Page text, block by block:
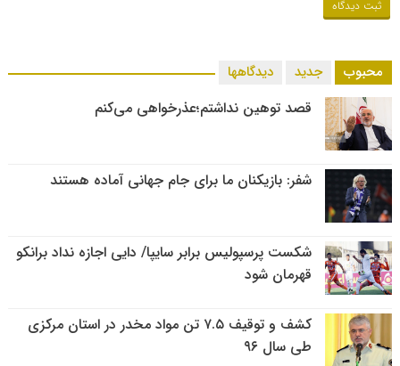
محبوب جدید دیدگاهها
قصد توهین نداشتم؛عذرخواهی می‌کنم
شفر: بازیکنان ما برای جام جهانی آماده هستند
شکست پرسپولیس برابر سایپا/ دایی اجازه نداد برانکو
قهرمان شود
کشف و توقیف ۷.۵ تن مواد مخدر در استان مرکزی
طی سال ۹۶